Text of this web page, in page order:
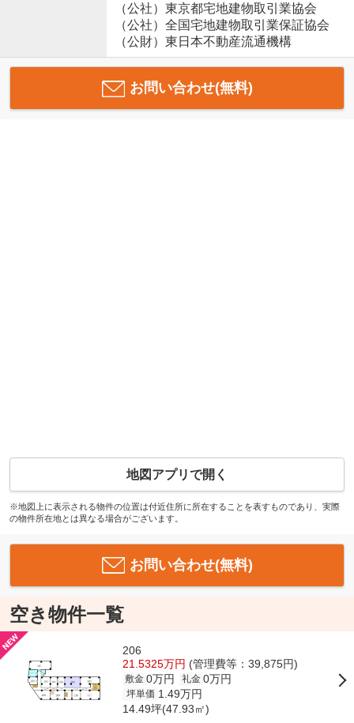
（公社）東京都宅地建物取引業協会
（公社）全国宅地建物取引業保証協会
（公財）東日本不動産流通機構
お問い合わせ(無料)
地図アプリで開く
※地図上に表示される物件の位置は付近住所に所在することを表すものであり、実際
の物件所在地とは異なる場合がございます。
お問い合わせ(無料)
空き物件一覧
206
21.5325万円 (管理費等：39,875円)
敷金 0万円 礼金 0万円
坪単価 1.49万円
14.49坪(47.93㎡)